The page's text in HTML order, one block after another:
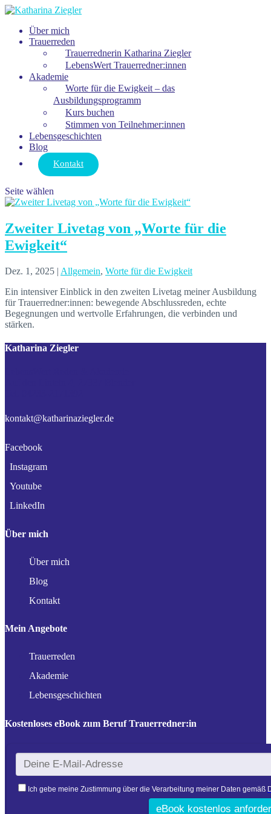
Über mich
Trauerreden
Trauerrednerin Katharina Ziegler
LebensWert Trauerredner:innen
Akademie
Worte für die Ewigkeit – das
Ausbildungsprogramm
Kurs buchen
Stimmen von Teilnehmer:innen
Lebensgeschichten
Blog
Kontakt
Seite wählen
Zweiter Livetag von „Worte für die
Ewigkeit“
Dez. 1, 2025 | Allgemein, Worte für die Ewigkeit
Ein intensiver Einblick in den zweiten Livetag meiner Ausbildung
für Trauerredner:innen: bewegende Abschlussreden, echte
Begegnungen und wertvolle Erfahrungen, die verbinden und
stärken.
Katharina Ziegler
kontakt@katharinaziegler.de
Facebook
Instagram
Youtube
LinkedIn
Über mich
Über mich
Blog
Kontakt
Mein Angebote
Trauerreden
Akademie
Lebensgeschichten
Kostenloses eBook zum Beruf Trauerredner:in